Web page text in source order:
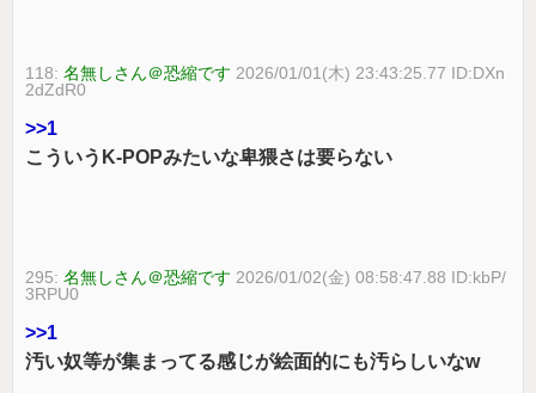
118:名無しさん＠恐縮です 2026/01/01(木) 23:43:25.77 ID:DXn
2dZdR0
>>1
こういうK-POPみたいな卑猥さは要らない
295:名無しさん＠恐縮です 2026/01/02(金) 08:58:47.88 ID:kbP/
3RPU0
>>1
汚い奴等が集まってる感じが絵面的にも汚らしいなw